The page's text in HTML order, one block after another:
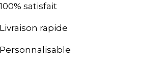
100% satisfait
Livraison rapide
Personnalisable